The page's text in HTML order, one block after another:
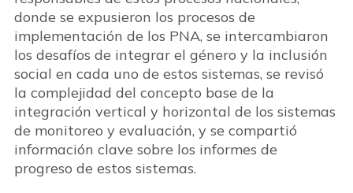
donde se expusieron los procesos de
implementación de los PNA, se intercambiaron
los desafíos de integrar el género y la inclusión
social en cada uno de estos sistemas, se revisó
la complejidad del concepto base de la
integración vertical y horizontal de los sistemas
de monitoreo y evaluación, y se compartió
información clave sobre los informes de
progreso de estos sistemas.